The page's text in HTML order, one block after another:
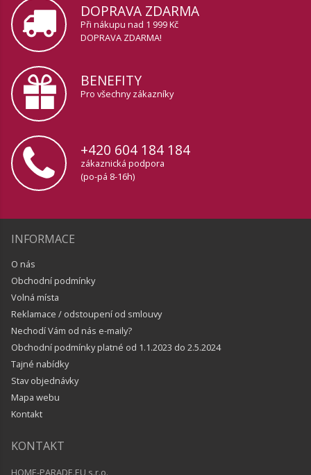
DOPRAVA ZDARMA
Při nákupu nad 1 999 Kč
DOPRAVA ZDARMA!
BENEFITY
Pro všechny zákazníky
+420 604 184 184
zákaznická podpora
(po-pá 8-16h)
INFORMACE
O nás
Obchodní podmínky
Volná místa
Reklamace / odstoupení od smlouvy
Nechodí Vám od nás e-maily?
Obchodní podmínky platné od 1.1.2023 do 2.5.2024
Tajné nabídky
Stav objednávky
Mapa webu
Kontakt
KONTAKT
HOME-PARADE.EU s.r.o.